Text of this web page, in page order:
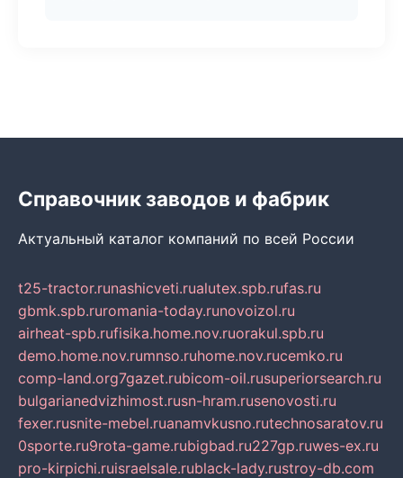
Справочник заводов и фабрик
Актуальный каталог компаний по всей России
t25-tractor.runashicveti.rualutex.spb.rufas.ru
gbmk.spb.ruromania-today.runovoizol.ru
airheat-spb.rufisika.home.nov.ruorakul.spb.ru
demo.home.nov.rumnso.ruhome.nov.rucemko.ru
comp-land.org7gazet.rubicom-oil.rusuperiorsearch.ru
bulgarianedvizhimost.rusn-hram.rusenovosti.ru
fexer.rusnite-mebel.ruanamvkusno.rutechnosaratov.ru
0sporte.ru9rota-game.rubigbad.ru227gp.ruwes-ex.ru
pro-kirpichi.ruisraelsale.rublack-lady.rustroy-db.com